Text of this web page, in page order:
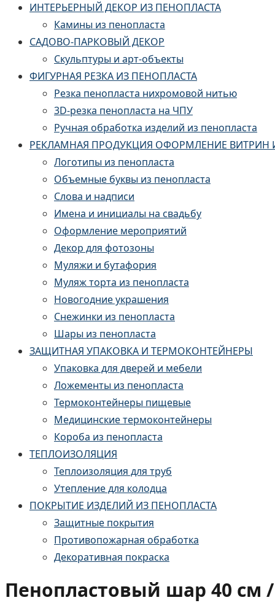
ИНТЕРЬЕРНЫЙ ДЕКОР ИЗ ПЕНОПЛАСТА
Камины из пенопласта
САДОВО-ПАРКОВЫЙ ДЕКОР
Скульптуры и арт-объекты
ФИГУРНАЯ РЕЗКА ИЗ ПЕНОПЛАСТА
Резка пенопласта нихромовой нитью
3D-резка пенопласта на ЧПУ
Ручная обработка изделий из пенопласта
РЕКЛАМНАЯ ПРОДУКЦИЯ ОФОРМЛЕНИЕ ВИТРИН
Логотипы из пенопласта
Объемные буквы из пенопласта
Слова и надписи
Имена и инициалы на свадьбу
Оформление мероприятий
Декор для фотозоны
Муляжи и бутафория
Муляж торта из пенопласта
Новогодние украшения
Снежинки из пенопласта
Шары из пенопласта
ЗАЩИТНАЯ УПАКОВКА И ТЕРМОКОНТЕЙНЕРЫ
Упаковка для дверей и мебели
Ложементы из пенопласта
Термоконтейнеры пищевые
Медицинские термоконтейнеры
Короба из пенопласта
ТЕПЛОИЗОЛЯЦИЯ
Теплоизоляция для труб
Утепление для колодца
ПОКРЫТИЕ ИЗДЕЛИЙ ИЗ ПЕНОПЛАСТА
Защитные покрытия
Противопожарная обработка
Декоративная покраска
Пенопластовый шар 40 см